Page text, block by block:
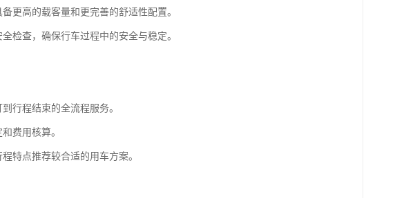
更高的载客量和更完善的舒适性配置。
检查，确保行车过程中的安全与稳定。
行程结束的全流程服务。
费用核算。
特点推荐较合适的用车方案。